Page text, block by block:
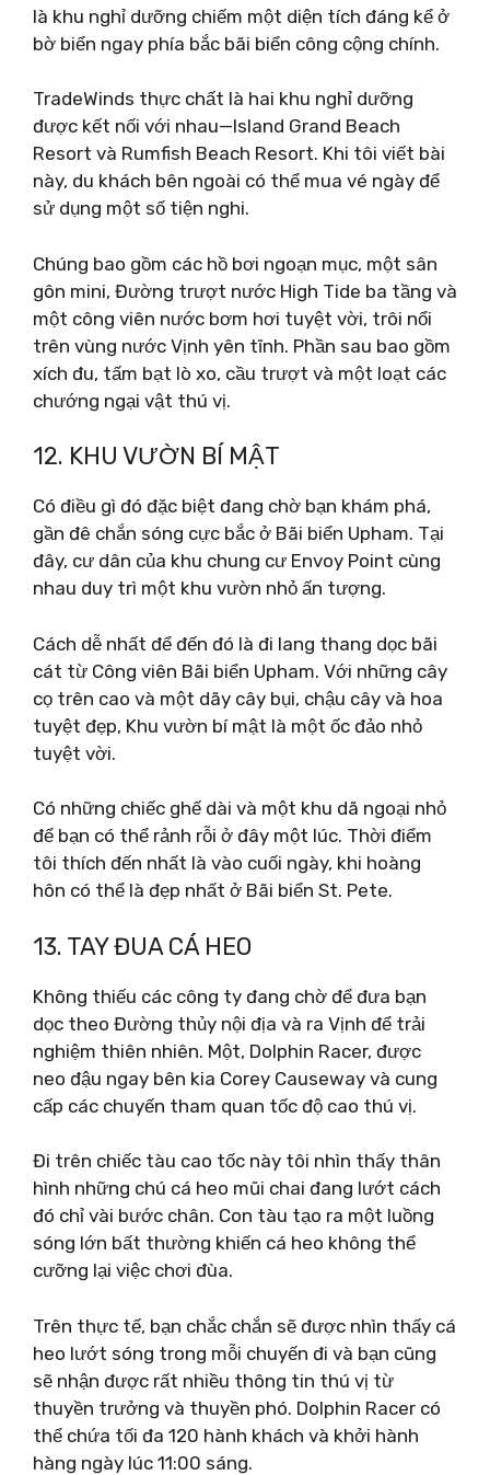
là khu nghỉ dưỡng chiếm một diện tích đáng kể ở
bờ biển ngay phía bắc bãi biển công cộng chính.
TradeWinds thực chất là hai khu nghỉ dưỡng
được kết nối với nhau—Island Grand Beach
Resort và Rumfish Beach Resort. Khi tôi viết bài
này, du khách bên ngoài có thể mua vé ngày để
sử dụng một số tiện nghi.
Chúng bao gồm các hồ bơi ngoạn mục, một sân
gôn mini, Đường trượt nước High Tide ba tầng và
một công viên nước bơm hơi tuyệt vời, trôi nổi
trên vùng nước Vịnh yên tĩnh. Phần sau bao gồm
xích đu, tấm bạt lò xo, cầu trượt và một loạt các
chướng ngại vật thú vị.
12. KHU VƯỜN BÍ MẬT
Có điều gì đó đặc biệt đang chờ bạn khám phá,
gần đê chắn sóng cực bắc ở Bãi biển Upham. Tại
đây, cư dân của khu chung cư Envoy Point cùng
nhau duy trì một khu vườn nhỏ ấn tượng.
Cách dễ nhất để đến đó là đi lang thang dọc bãi
cát từ Công viên Bãi biển Upham. Với những cây
cọ trên cao và một dãy cây bụi, chậu cây và hoa
tuyệt đẹp, Khu vườn bí mật là một ốc đảo nhỏ
tuyệt vời.
Có những chiếc ghế dài và một khu dã ngoại nhỏ
để bạn có thể rảnh rỗi ở đây một lúc. Thời điểm
tôi thích đến nhất là vào cuối ngày, khi hoàng
hôn có thể là đẹp nhất ở Bãi biển St. Pete.
13. TAY ĐUA CÁ HEO
Không thiếu các công ty đang chờ để đưa bạn
dọc theo Đường thủy nội địa và ra Vịnh để trải
nghiệm thiên nhiên. Một, Dolphin Racer, được
neo đậu ngay bên kia Corey Causeway và cung
cấp các chuyến tham quan tốc độ cao thú vị.
Đi trên chiếc tàu cao tốc này tôi nhìn thấy thân
hình những chú cá heo mũi chai đang lướt cách
đó chỉ vài bước chân. Con tàu tạo ra một luồng
sóng lớn bất thường khiến cá heo không thể
cưỡng lại việc chơi đùa.
Trên thực tế, bạn chắc chắn sẽ được nhìn thấy cá
heo lướt sóng trong mỗi chuyến đi và bạn cũng
sẽ nhận được rất nhiều thông tin thú vị từ
thuyền trưởng và thuyền phó. Dolphin Racer có
thể chứa tối đa 120 hành khách và khởi hành
hàng ngày lúc 11:00 sáng.